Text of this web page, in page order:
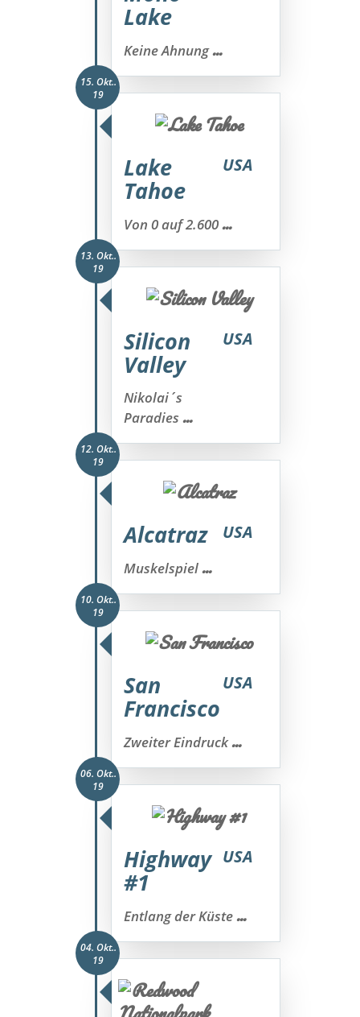
Lake
Keine Ahnung...
15. Okt..
19
Lake
Tahoe
USA
Von 0 auf 2.600...
13. Okt..
19
Silicon
Valley
USA
Nikolai´s
Paradies...
12. Okt..
19
Alcatraz USA
Muskelspiel...
10. Okt..
19
San
Francisco
USA
Zweiter Eindruck...
06. Okt..
19
Highway
#1
USA
Entlang der Küste...
04. Okt..
19